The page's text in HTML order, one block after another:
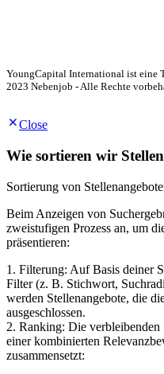
YoungCapital International ist eine
2023 Nebenjob - Alle Rechte
Close
Wie sortieren wir
Sortierung von
Beim Anzeigen von
zweistufigen Prozess an, um
präsentieren:
1. Filterung: Auf Basis deiner
Filter (z. B. Stichwort,
werden Stellenangebote, die
ausgeschlossen.
2. Ranking: Die verbleibenden
einer kombinierten
zusammensetzt: